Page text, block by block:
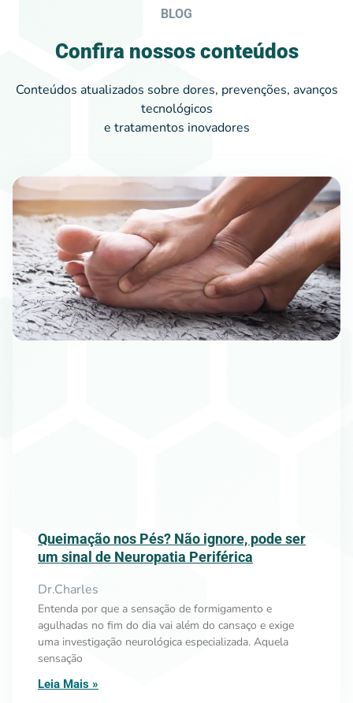
BLOG
Confira nossos conteúdos
Conteúdos atualizados sobre dores, prevenções, avanços
tecnológicos
e tratamentos inovadores
Queimação nos Pés? Não ignore, pode ser
um sinal de Neuropatia Periférica
Dr.Charles
Entenda por que a sensação de formigamento e
agulhadas no fim do dia vai além do cansaço e exige
uma investigação neurológica especializada. Aquela
sensação
Leia Mais »